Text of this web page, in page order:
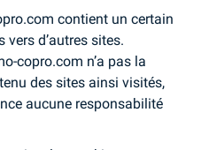
contient un certain
vers d’autres sites.
copro.com n’a pas la
des sites ainsi visités,
aucune responsabilité